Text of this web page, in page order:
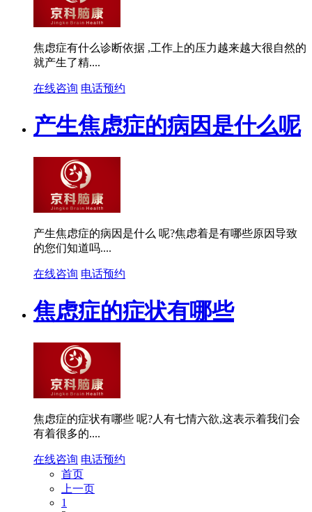
焦虑症有什么诊断依据 ,工作上的压力越来越大很自然的
就产生了精....
在线咨询 电话预约
产生焦虑症的病因是什么呢
产生焦虑症的病因是什么 呢?焦虑着是有哪些原因导致
的您们知道吗....
在线咨询 电话预约
焦虑症的症状有哪些
焦虑症的症状有哪些 呢?人有七情六欲,这表示着我们会
有着很多的....
在线咨询 电话预约
首页
上一页
1